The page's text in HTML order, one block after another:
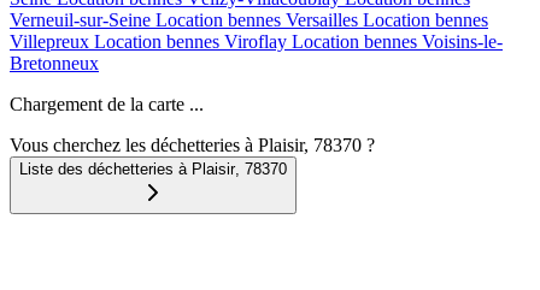
Verneuil-sur-Seine Location bennes Versailles Location bennes
Villepreux Location bennes Viroflay Location bennes Voisins-le-
Bretonneux
Chargement de la carte ...
Vous cherchez les déchetteries à Plaisir, 78370 ?
Liste des déchetteries à Plaisir, 78370